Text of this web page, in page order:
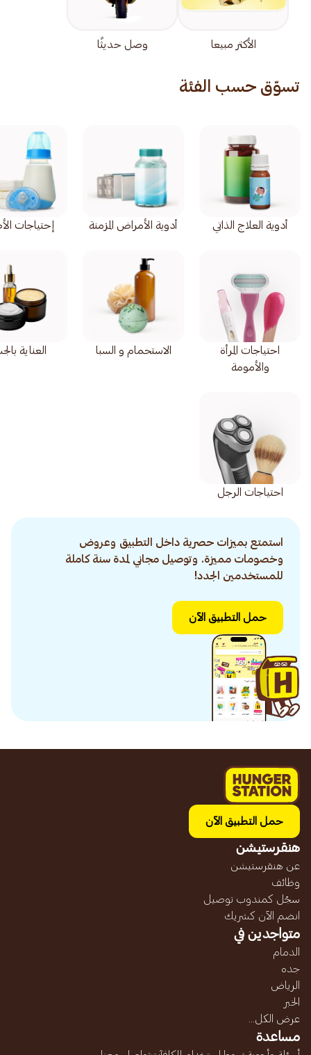
الأكثر مبيعا وصل حديثًا
تسوّق حسب الفئة
أدوية العلاج الذاتي أدوية الأمراض المزمنة إحتياجات
احتياجات المرأة
والأمومة
الاستحمام و السبا العناية
احتياجات الرجل
استمتع بميزات حصرية داخل التطبيق وعروض
وخصومات مميزة. وتوصيل مجاني لمدة سنة كاملة
للمستخدمين الجدد!
حمل التطبيق الآن
حمل التطبيق الآن
هنقرستيشن
عن هنقرستيشن
وظائف
سجّل كمندوب توصيل
انضم الآن كشريك
متواجدين في
الدمام
جده
الرياض
الخبر
عرض الكل...
مساعدة